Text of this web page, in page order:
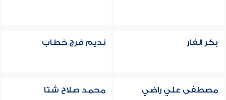
بكر الفار نديم فرج خطاب
مصطفى علي راضي محمد صلاح شتا